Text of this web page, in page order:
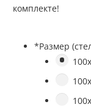
комплекте!
*Размер